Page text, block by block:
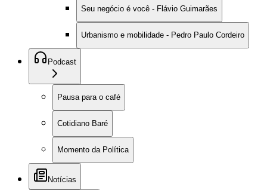
Seu negócio é você - Flávio Guimarães
Urbanismo e mobilidade - Pedro Paulo Cordeiro
Podcast
Pausa para o café
Cotidiano Baré
Momento da Política
Notícias